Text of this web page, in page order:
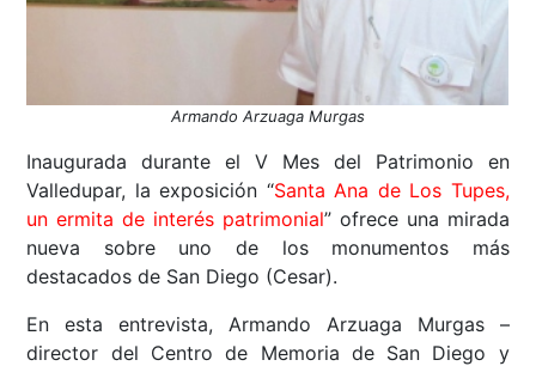
Armando Arzuaga Murgas
Inaugurada durante el V Mes del Patrimonio en
Valledupar, la exposición “Santa Ana de Los Tupes,
un ermita de interés patrimonial” ofrece una mirada
nueva sobre uno de los monumentos más
destacados de San Diego (Cesar).
En esta entrevista, Armando Arzuaga Murgas –
director del Centro de Memoria de San Diego y